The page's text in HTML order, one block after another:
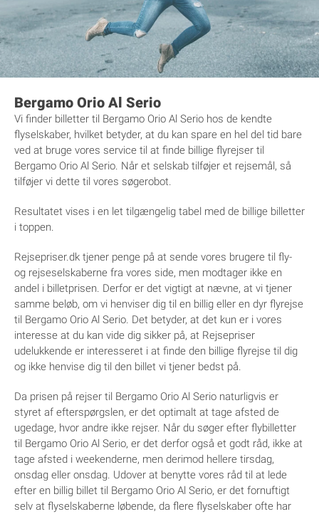
Bergamo Orio Al Serio
Vi finder billetter til Bergamo Orio Al Serio hos de kendte
flyselskaber, hvilket betyder, at du kan spare en hel del tid bare
ved at bruge vores service til at finde billige flyrejser til
Bergamo Orio Al Serio. Når et selskab tilføjer et rejsemål, så
tilføjer vi dette til vores søgerobot.
Resultatet vises i en let tilgængelig tabel med de billige billetter
i toppen.
Rejsepriser.dk tjener penge på at sende vores brugere til fly-
og rejseselskaberne fra vores side, men modtager ikke en
andel i billetprisen. Derfor er det vigtigt at nævne, at vi tjener
samme beløb, om vi henviser dig til en billig eller en dyr flyrejse
til Bergamo Orio Al Serio. Det betyder, at det kun er i vores
interesse at du kan vide dig sikker på, at Rejsepriser
udelukkende er interesseret i at finde den billige flyrejse til dig
og ikke henvise dig til den billet vi tjener bedst på.
Da prisen på rejser til Bergamo Orio Al Serio naturligvis er
styret af efterspørgslen, er det optimalt at tage afsted de
ugedage, hvor andre ikke rejser. Når du søger efter flybilletter
til Bergamo Orio Al Serio, er det derfor også et godt råd, ikke at
tage afsted i weekenderne, men derimod hellere tirsdag,
onsdag eller onsdag. Udover at benytte vores råd til at lede
efter en billig billet til Bergamo Orio Al Serio, er det fornuftigt
selv at flyselskaberne løbende, da flere flyselskaber ofte har